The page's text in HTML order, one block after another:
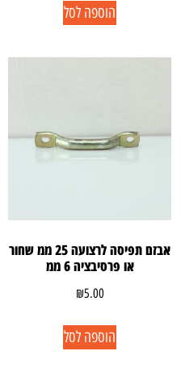
הוספה לסל
אבזם תפיסה לרצועה 25 ממ שחור
או פרסיבציה 6 ממ
₪5.00
הוספה לסל